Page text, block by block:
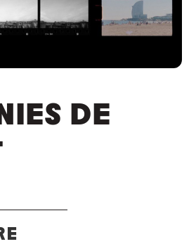
DE